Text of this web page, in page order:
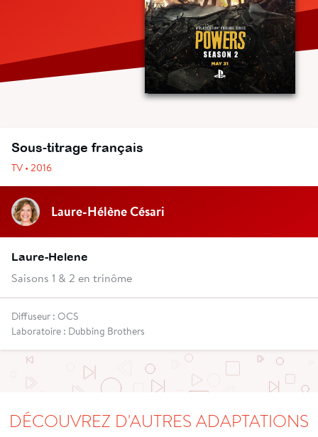
Sous-titrage français
TV • 2016
Laure-Hélène Césari
Laure-Helene
Saisons 1 & 2 en trinôme
Diffuseur : OCS
Laboratoire : Dubbing Brothers
DÉCOUVREZ D'AUTRES ADAPTATIONS